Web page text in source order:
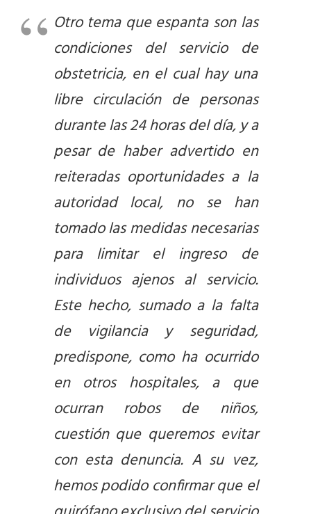
Otro tema que espanta son las
condiciones del servicio de
obstetricia, en el cual hay una
libre circulación de personas
durante las 24 horas del día, y a
pesar de haber advertido en
reiteradas oportunidades a la
autoridad local, no se han
tomado las medidas necesarias
para limitar el ingreso de
individuos ajenos al servicio.
Este hecho, sumado a la falta
de vigilancia y seguridad,
predispone, como ha ocurrido
en otros hospitales, a que
ocurran robos de niños,
cuestión que queremos evitar
con esta denuncia. A su vez,
hemos podido confirmar que el